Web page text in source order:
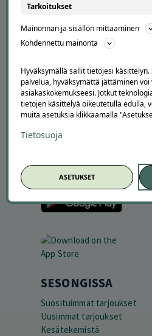
Ajankohtaista
Tilaa uutiskirje
Avoimet työpaikat
Offerilla mediassa
YRITYKSILLE
Markkinoi Offerillassa
Vaikuttajayhteistyö
SESONGISSA
Suosituimmat tarjoukset
Uusimmat tarjoukset
Kesätekemistä
Tarkoitukset
Mainonnan ja sisällön mittaaminen
Kohdennettu mainonta
Hyväksymällä sallit tietojesi
palvelua, hyväksymättä jättäminen voi
asiakaskokemukseesi. Jotkut
tietojen käsittelyä oikeutetulla edulla,
muita asetuksia klikkaamalla
Tietosuoja
ASETUKSET